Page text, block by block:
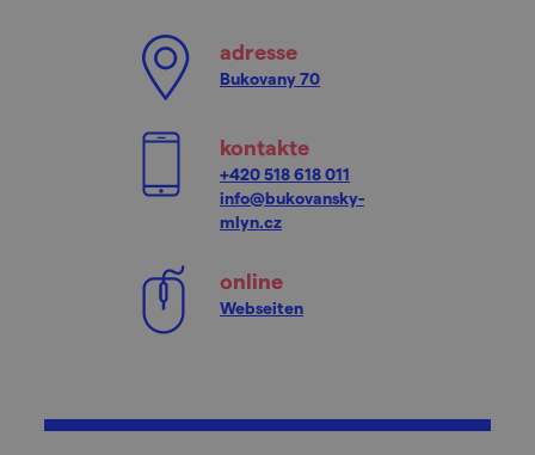
adresse
Bukovany 70
kontakte
+420 518 618 011
info@bukovansky-
mlyn.cz
online
Webseiten